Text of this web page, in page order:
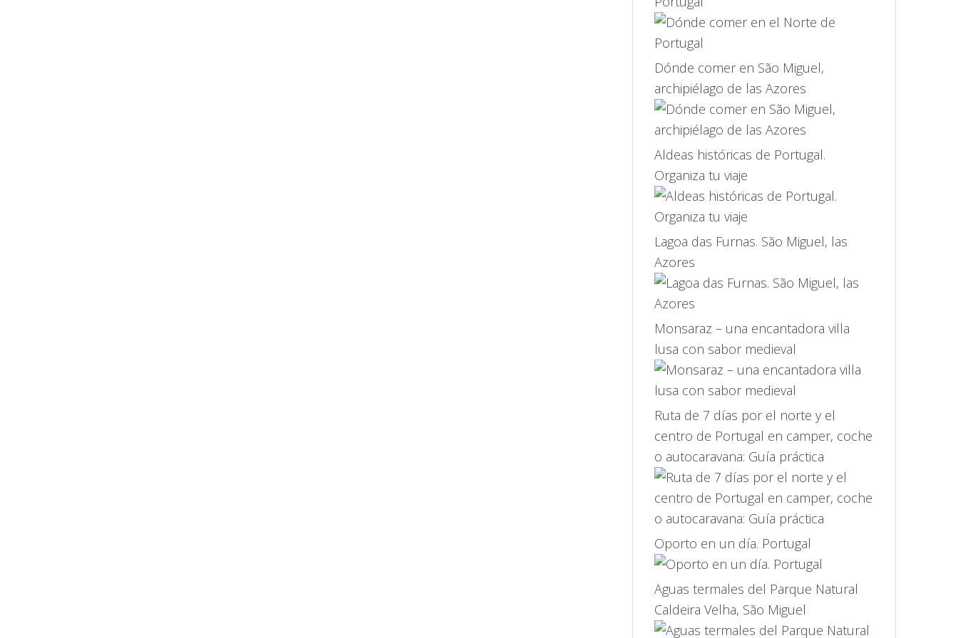
Dónde comer en São Miguel,
archipiélago de las Azores
Aldeas históricas de Portugal.
Organiza tu viaje
Lagoa das Furnas. São Miguel, las
Azores
Monsaraz – una encantadora villa
lusa con sabor medieval
Ruta de 7 días por el norte y el
centro de Portugal en camper, coche
o autocaravana: Guía práctica
Oporto en un día. Portugal
Aguas termales del Parque Natural
Caldeira Velha, São Miguel